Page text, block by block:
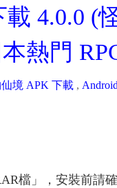
4.0.0 (
熱門
境 APK 下載 ,
檔」，安裝前請